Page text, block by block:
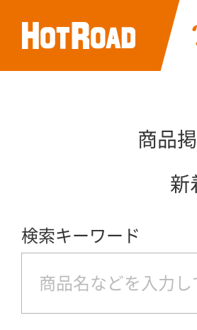
商品
新
検索キーワード